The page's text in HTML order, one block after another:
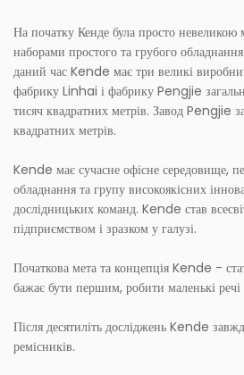
На початку Кенде була просто невеликою
наборами простого та грубого
даний час Kende має три великі
фабрику Linhai і фабрику Pengjie
тисяч квадратних метрів. Завод Pengjie
квадратних метрів.
Kende має сучасне офісне середовище,
обладнання та групу високоякісних
дослідницьких команд. Kende став
підприємством і зразком у галузі.
Початкова мета та концепція Kende -
бажає бути першим, робити маленькі речі
Після десятиліть досліджень Kende
ремісників.